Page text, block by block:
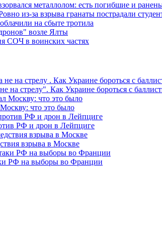
металлолом: есть погибшие и
из-за взрыва гранаты пострадали
на сбыте тротила
возле Ялты
СОЧ в воинских частях
на стрелу". Как Украине бороться с
что это было
РФ и дрон в Лейпциге
взрыва в Москве
РФ на выборы во Франции